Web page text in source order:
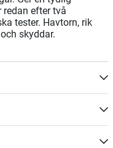
efter två
tester. Havtorn, rik
skyddar.